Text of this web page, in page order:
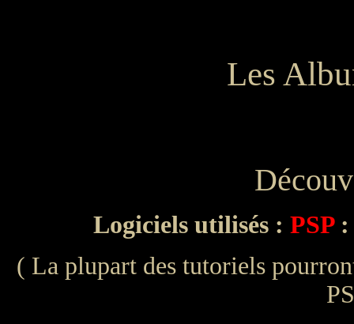
Les
Logiciels utilisés : PSP:
( La plupart des tutoriels